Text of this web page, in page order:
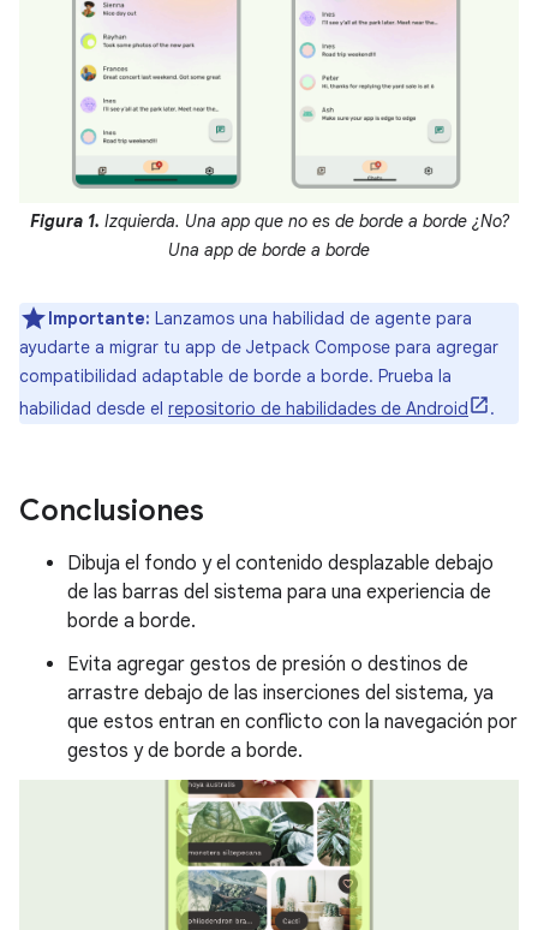
Figura 1. Izquierda. Una app que no es de borde a borde ¿No?
Una app de borde a borde
Importante: Lanzamos una habilidad de agente para
ayudarte a migrar tu app de Jetpack Compose para agregar
compatibilidad adaptable de borde a borde. Prueba la
habilidad desde el repositorio de habilidades de Android .
Conclusiones
Dibuja el fondo y el contenido desplazable debajo
de las barras del sistema para una experiencia de
borde a borde.
Evita agregar gestos de presión o destinos de
arrastre debajo de las inserciones del sistema, ya
que estos entran en conflicto con la navegación por
gestos y de borde a borde.